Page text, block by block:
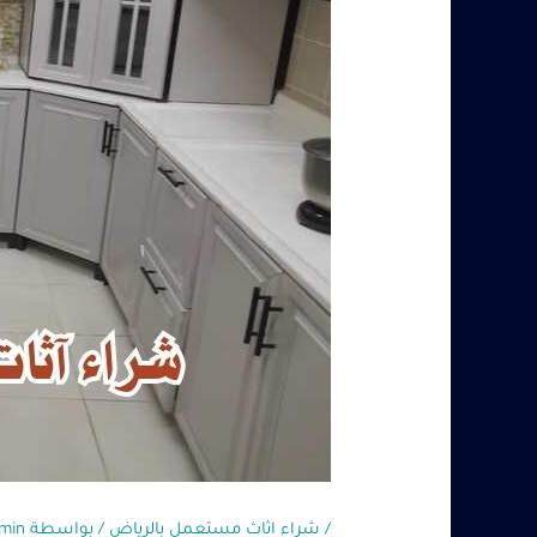
/ شراء اثاث مستعمل بالرياض / بواسطة